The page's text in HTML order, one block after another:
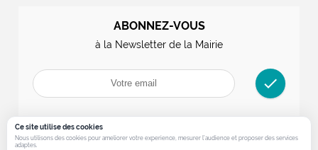
ABONNEZ-VOUS
à la Newsletter de la Mairie
check
Ce site utilise des cookies
Nous utilisons des cookies pour ameliorer votre experience, mesurer l’audience et proposer des services
adaptes.